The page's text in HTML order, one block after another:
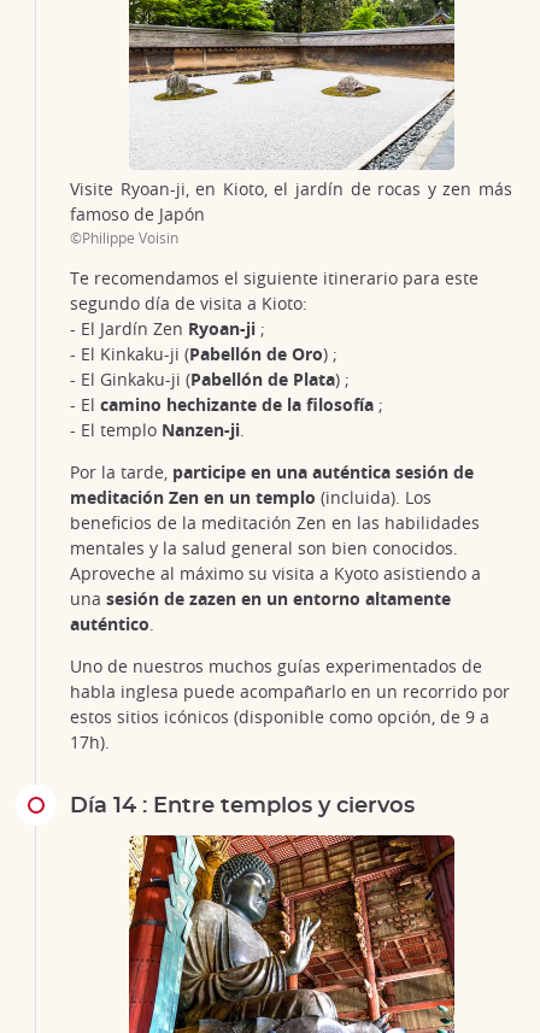
Visite Ryoan-ji, en Kioto, el jardín de rocas y zen más
famoso de Japón
©Philippe Voisin
Te recomendamos el siguiente itinerario para este
segundo día de visita a Kioto:
- El Jardín Zen Ryoan-ji ;
- El Kinkaku-ji (Pabellón de Oro) ;
- El Ginkaku-ji (Pabellón de Plata) ;
- El camino hechizante de la filosofía ;
- El templo Nanzen-ji.
Por la tarde, participe en una auténtica sesión de
meditación Zen en un templo (incluida). Los
beneficios de la meditación Zen en las habilidades
mentales y la salud general son bien conocidos.
Aproveche al máximo su visita a Kyoto asistiendo a
una sesión de zazen en un entorno altamente
auténtico.
Uno de nuestros muchos guías experimentados de
habla inglesa puede acompañarlo en un recorrido por
estos sitios icónicos (disponible como opción, de 9 a
17h).
Día 14 : Entre templos y ciervos